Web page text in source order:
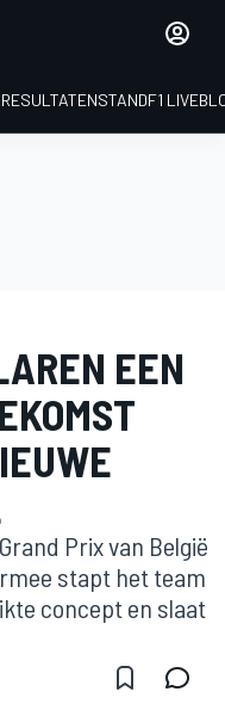
RESULTATENSTANDF1
EEN
Prix van België
stapt het team
concept en slaat